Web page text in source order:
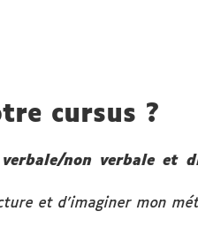
cursus ?
non verbale et
et d’imaginer mon